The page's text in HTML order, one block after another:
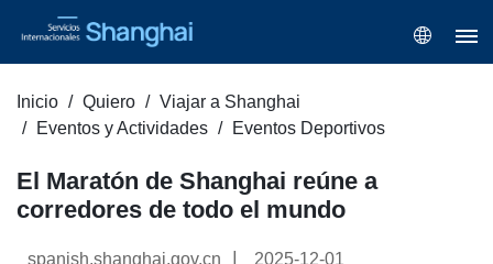
Inicio Quiero
Viajar a Shanghai
Eventos y Actividades
Eventos Deportivos
El Maratón de Shanghai reúne a
corredores de todo el mundo
spanish.shanghai.gov.cn 2025-12-01